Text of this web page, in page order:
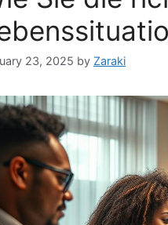
23, 2025 by Zaraki